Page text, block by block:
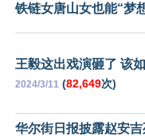
铁链女唐山女也能“梦
王毅这出戏演砸了 该
2024/3/11 (82,649次)
华尔街日报披露赵安